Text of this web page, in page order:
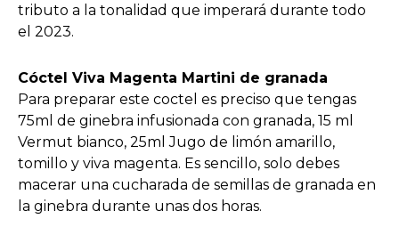
tributo a la tonalidad que imperará durante todo
el 2023.
Cóctel Viva Magenta Martini de granada
Para preparar este coctel es preciso que tengas
75ml de ginebra infusionada con granada, 15 ml
Vermut bianco, 25ml Jugo de limón amarillo,
tomillo y viva magenta. Es sencillo, solo debes
macerar una cucharada de semillas de granada en
la ginebra durante unas dos horas.